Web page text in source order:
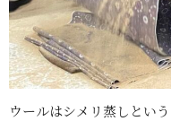
ウールはシメリ蒸しとい